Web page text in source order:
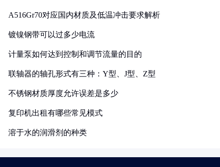
A516Gr70对应国内材质及低温冲击要求解析
镀镍钢带可以过多少电流
计量泵如何达到控制和调节流量的目的
联轴器的轴孔形式有三种：Y型、J型、Z型
不锈钢材质厚度允许误差是多少
复印机出租有哪些常见模式
溶于水的润滑剂的种类